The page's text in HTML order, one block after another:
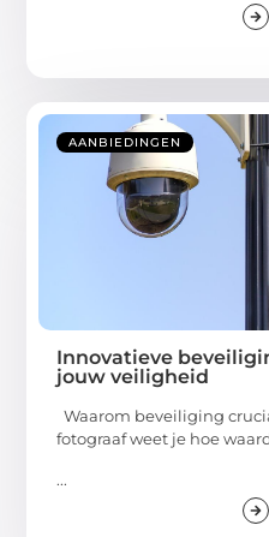
AANBIEDINGEN
Innovatieve
jouw veiligheid
Waarom beveiliging
fotograaf weet je hoe
...